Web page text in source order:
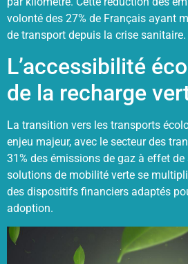
volonté des 27% de Français ayant
de transport depuis la crise sanitaire.
L’accessibilité
de la recharge
La transition vers les transports
enjeu majeur, avec le secteur des
31% des émissions de gaz à effet de
solutions de mobilité verte se
des dispositifs financiers adaptés
adoption.